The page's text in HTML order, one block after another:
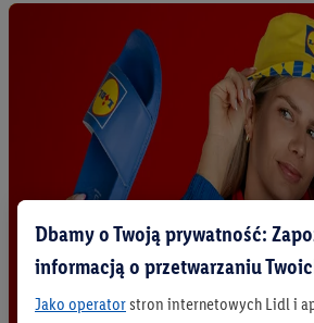
Dbamy o Twoją prywatność:
informacją o przetwarzaniu
Jako operatorstron internetowych Lidl i